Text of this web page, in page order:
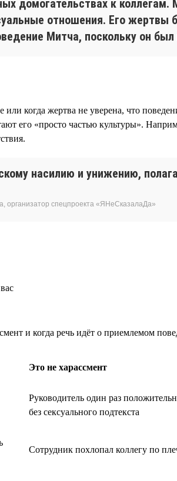
домогательствах к коллегам.
отношения. Его жертвы
Митча, поскольку он
когда жертва не уверена, что
его «просто частью культуры».
насилию и унижению,
организатор спецпроекта «ЯНеСказалаДа»
и когда речь идёт о приемлемом
Это не харассмент
Руководитель один раз
без сексуального подтекста
Сотрудник похлопал коллегу по